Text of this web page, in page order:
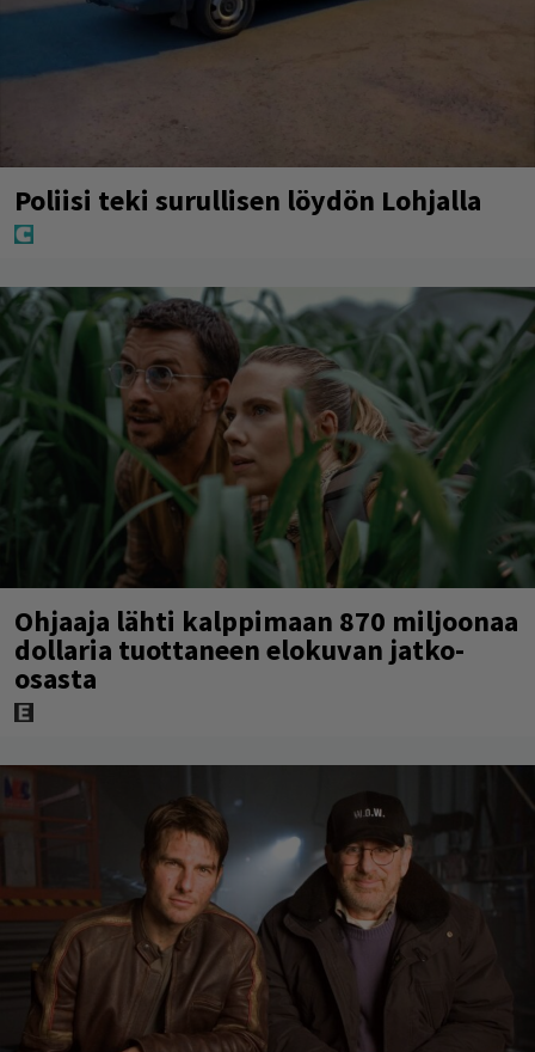
Poliisi teki surullisen löydön Lohjalla
Ohjaaja lähti kalppimaan 870 miljoonaa
dollaria tuottaneen elokuvan jatko-
osasta